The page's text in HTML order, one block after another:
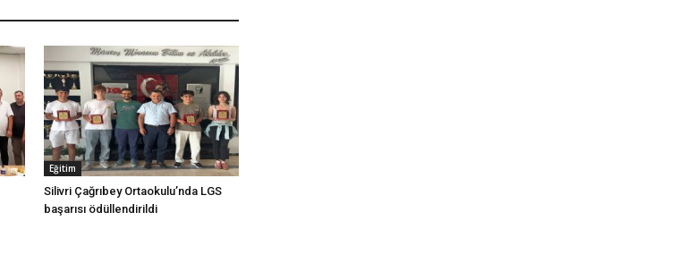
Eğitim
Silivri Çağrıbey Ortaokulu’nda LGS
başarısı ödüllendirildi